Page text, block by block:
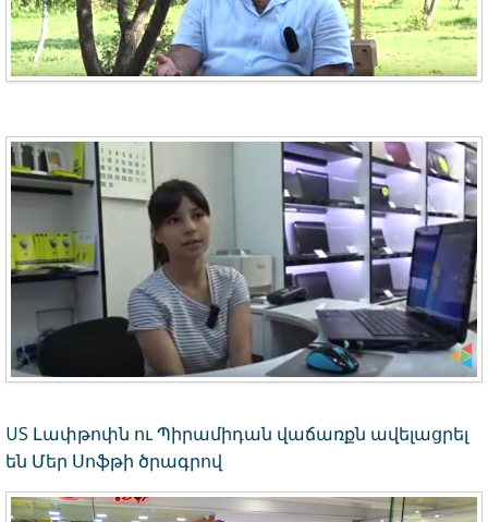
US Լափթոփն ու Պիրամիդան վաճառքն ավելացրել
են Մեր Սոֆթի ծրագրով